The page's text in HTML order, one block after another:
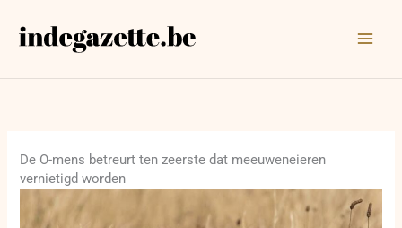
naar
De O-mens betreurt ten zeerste dat meeuweneieren
vernietigd worden